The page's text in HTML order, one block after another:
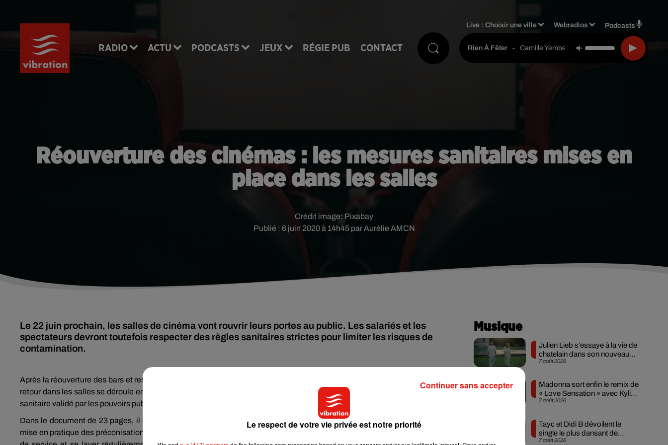
RADIO ACTU PODCASTS JEUX RÉGIE PUB CONTACT
Live :Choisir une ville Webradios Podcasts
Rien À Fêter - Camille Yembe
Réouverture des cinémas : les mesures sanitaires mises en
place dans les salles
Publié : 6 juin 2020 à 14h45 par Aurélie AMCN
Crédit image: Pixabay
Le 22 juin prochain, les salles de cinéma vont rouvrir leurs portes au public. Les salariés et les
spectateurs devront toutefois respecter des règles sanitaires strictes pour limiter les risques de
contamination.
Après la réouverture des bars et restaurants, les cinémas se préparent à rouvrir leurs portes dès le lundi 22 juin. Pour que le
retour dans les salles se déroule en toute sécurité, la Fédération Nationale des Cinémas Français (FNCF) a établi un guide
sanitaire validé par les pouvoirs publics.
Dans le document de 23 pages, il est indiqué que le personnel des cinémas devra être formé, informé et sensibilisé sur la
mise en pratique des préconisations sanitaires, mais aussi que chaque salarié devra prendre sa température avant sa prise
Musique
7 août 2026
Julien Lieb s’essaye à la vie de
chatelain dans son nouveau
clip
7 août 2026
Madonna sort enfin le remix de
« Love Sensation » avec Kylie
Minogue
7 août 2026
Tayc et Didi B dévoilent le
single le plus dansant de
l’année
Le respect de votre vie privée est notre priorité
Continuer sans accepter